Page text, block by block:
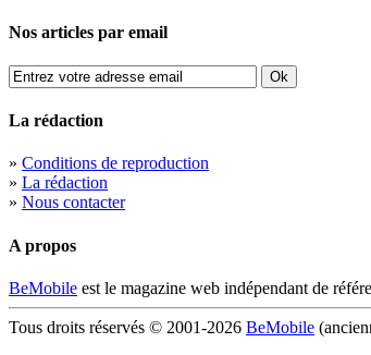
Nos articles par email
La rédaction
» Conditions de reproduction
» La rédaction
» Nous contacter
A propos
BeMobile est le magazine web indépendant de
Tous droits réservés © 2001-2026 BeMobile